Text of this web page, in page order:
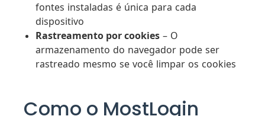
fontes instaladas é única para cada
dispositivo
Rastreamento por cookies – O
armazenamento do navegador pode ser
rastreado mesmo se você limpar os cookies
Como o MostLogin